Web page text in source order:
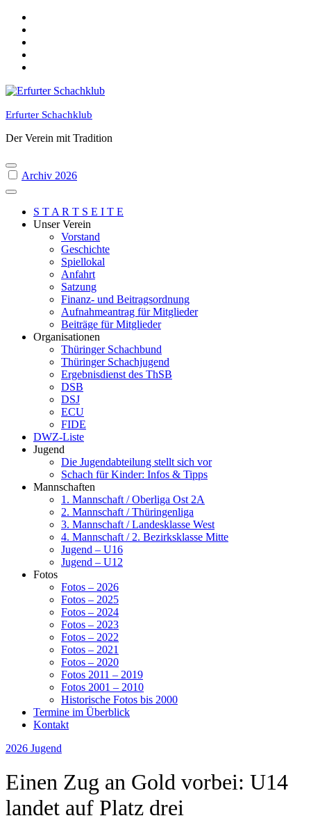
Skip
content
Erfurter Schachklub
Der Verein mit Tradition
Archiv 2026
S T A R T S E I T E
Unser Verein
Vorstand
Geschichte
Spiellokal
Anfahrt
Satzung
Finanz- und Beitragsordnung
Aufnahmeantrag für Mitglieder
Beiträge für Mitglieder
Organisationen
Thüringer Schachbund
Thüringer Schachjugend
Ergebnisdienst des ThSB
DSB
DSJ
ECU
FIDE
DWZ-Liste
Jugend
Die Jugendabteilung stellt sich vor
Schach für Kinder: Infos & Tipps
Mannschaften
1. Mannschaft / Oberliga Ost 2A
2. Mannschaft / Thüringenliga
3. Mannschaft / Landesklasse West
4. Mannschaft / 2. Bezirksklasse Mitte
Jugend – U16
Jugend – U12
Fotos
Fotos – 2026
Fotos – 2025
Fotos – 2024
Fotos – 2023
Fotos – 2022
Fotos – 2021
Fotos – 2020
Fotos 2011 – 2019
Fotos 2001 – 2010
Historische Fotos bis 2000
Termine im Überblick
Kontakt
2026 Jugend
Einen Zug an Gold vorbei: U14
landet auf Platz drei